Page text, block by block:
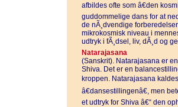
afbildes ofte som â€den
guddommelige dans for at
de nÃ¸dvendige
mikrokosmisk niveau i
udtryk i fÃ¸dsel, liv, dÃ¸d og
Natarajasana
(Sanskrit). Natarajasana er
Shiva. Det er en
kroppen. Natarajasana
â€dansestillingenâ€, men
et udtryk for Shiva â€“ den